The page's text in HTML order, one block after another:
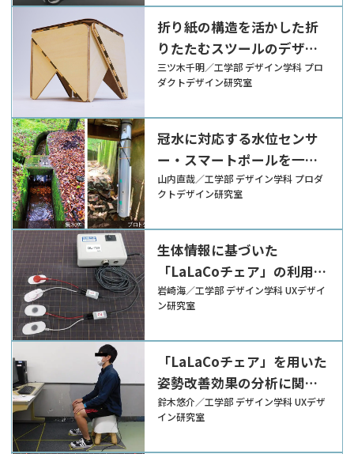
折り紙の構造を活かした折
りたたむスツールのデザイ
ン提案
三ツ木千明／工学部 デザイン学科 プロ
ダクトデザイン研究室
冠水に対応する水位センサ
ー・スマートポールを一体
としたデザイン提案
山内直哉／工学部 デザイン学科 プロダ
クトデザイン研究室
生体情報に基づいた
「LaLaCoチェア」の利用方
法の違いにおける運動効果
の分析
岩崎海／工学部 デザイン学科 UXデザイ
ン研究室
「LaLaCoチェア」を用いた
姿勢改善効果の分析に関す
る研究
鈴木悠介／工学部 デザイン学科 UXデザ
イン研究室